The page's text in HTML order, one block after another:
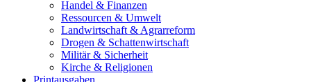
Handel & Finanzen
Ressourcen & Umwelt
Landwirtschaft & Agrarreform
Drogen & Schattenwirtschaft
Militär & Sicherheit
Kirche & Religionen
Printausgaben